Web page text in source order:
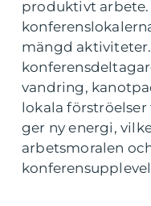
produktivt
mängd
vandring,
lokala
ger ny energi,
arbetsmoralen